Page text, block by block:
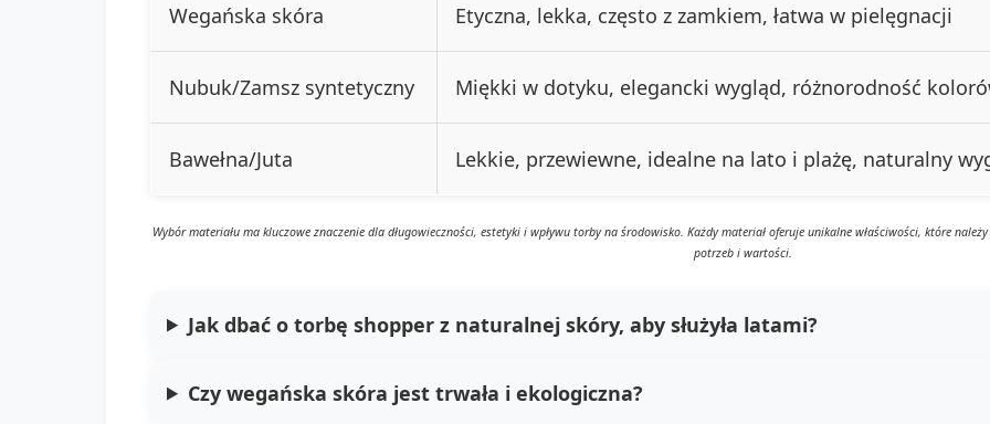
Wegańska skóra Etyczna, lekka, często z zamkiem, łatwa w pielęgnacji
Nubuk/Zamsz syntetyczny Miękki w dotyku, elegancki wygląd, różnorodność
Bawełna/Juta Lekkie, przewiewne, idealne na lato i plażę, naturalny
Wybór materiału ma kluczowe znaczenie dla długowieczności, estetyki i wpływu torby na środowisko. Każdy materiał oferuje unikalne właściwości, które
potrzeb i wartości.
Jak dbać o torbę shopper z naturalnej skóry, aby służyła latami?
Czy wegańska skóra jest trwała i ekologiczna?